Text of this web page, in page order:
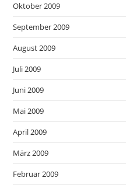
Oktober 2009
September 2009
August 2009
Juli 2009
Juni 2009
Mai 2009
April 2009
März 2009
Februar 2009